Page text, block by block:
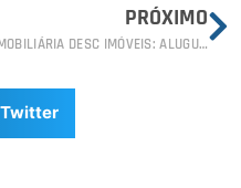
PRÓXIMO
IMOBILIÁRIA DESC IMÓVEIS: ALUGUEL DE TEMPORADA EM BALNEÁRIO CAMBORIÚ
Twitter